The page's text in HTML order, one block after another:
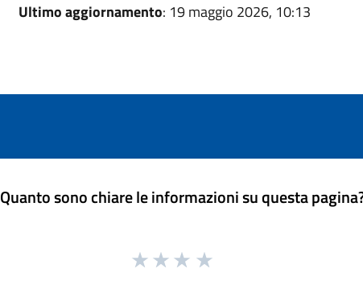
Ultimo aggiornamento: 19 maggio 2026, 10:13
Quanto sono chiare le informazioni su questa